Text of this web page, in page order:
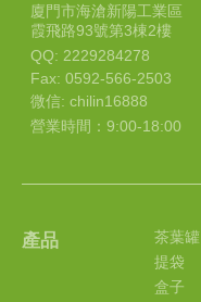
廈門市海滄新陽工業區
霞飛路93號第3棟2樓
QQ: 2229284278
Fax: 0592-566-2503
微信: chilin16888
營業時間：9:00-18:00
產品
茶葉罐
提袋
盒子